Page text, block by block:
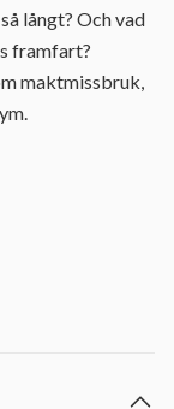
långt? Och vad
framfart?
maktmissbruk,